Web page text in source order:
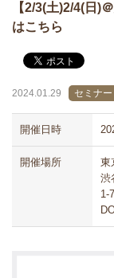
【2/3(土)2/4(日)
はこちら
2024.01.29 セミナー
開催日時
開催場所
東
渋
1-